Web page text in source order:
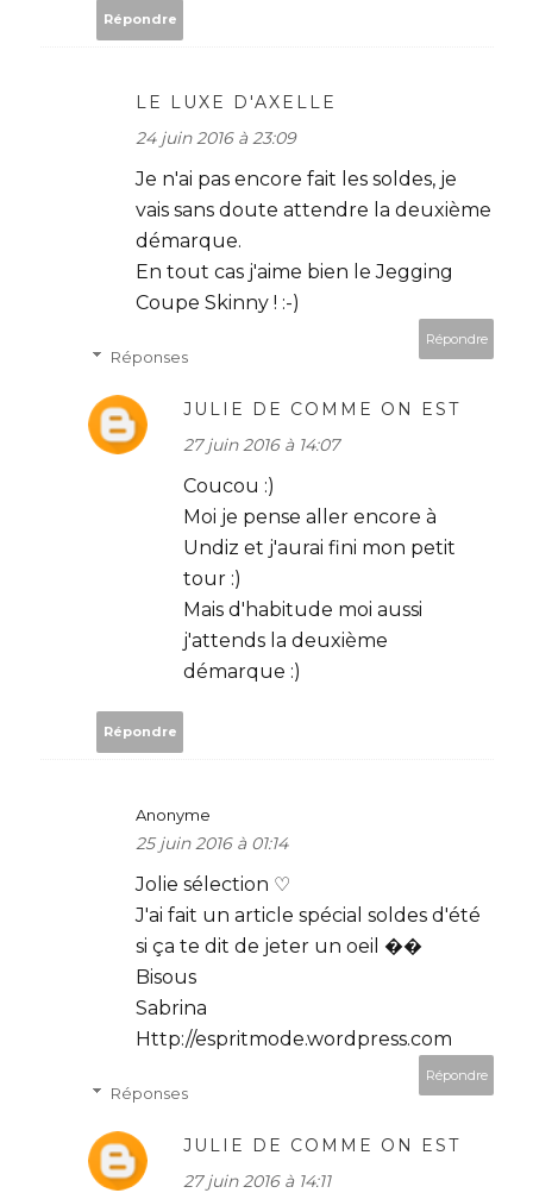
Répondre
LE LUXE D'AXELLE
24 juin 2016 à 23:09
Je n'ai pas encore fait les soldes, je
vais sans doute attendre la deuxième
démarque.
En tout cas j'aime bien le Jegging
Coupe Skinny ! :-)
Répondre
Réponses
JULIE DE COMME ON EST
27 juin 2016 à 14:07
Coucou :)
Moi je pense aller encore à
Undiz et j'aurai fini mon petit
tour :)
Mais d'habitude moi aussi
j'attends la deuxième
démarque :)
Répondre
Anonyme
25 juin 2016 à 01:14
Jolie sélection ♡
J'ai fait un article spécial soldes d'été
si ça te dit de jeter un oeil ��
Bisous
Sabrina
Http://espritmode.wordpress.com
Répondre
Réponses
JULIE DE COMME ON EST
27 juin 2016 à 14:11